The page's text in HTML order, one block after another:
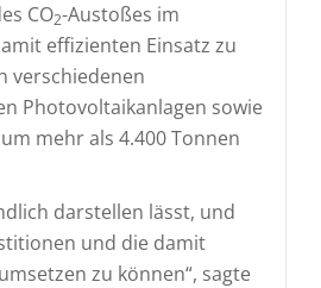
CO2-Austoßes im
effizienten Einsatz zu
verschiedenen
Photovoltaikanlagen sowie
mehr als 4.400 Tonnen
darstellen lässt, und
und die damit
zu können“, sagte